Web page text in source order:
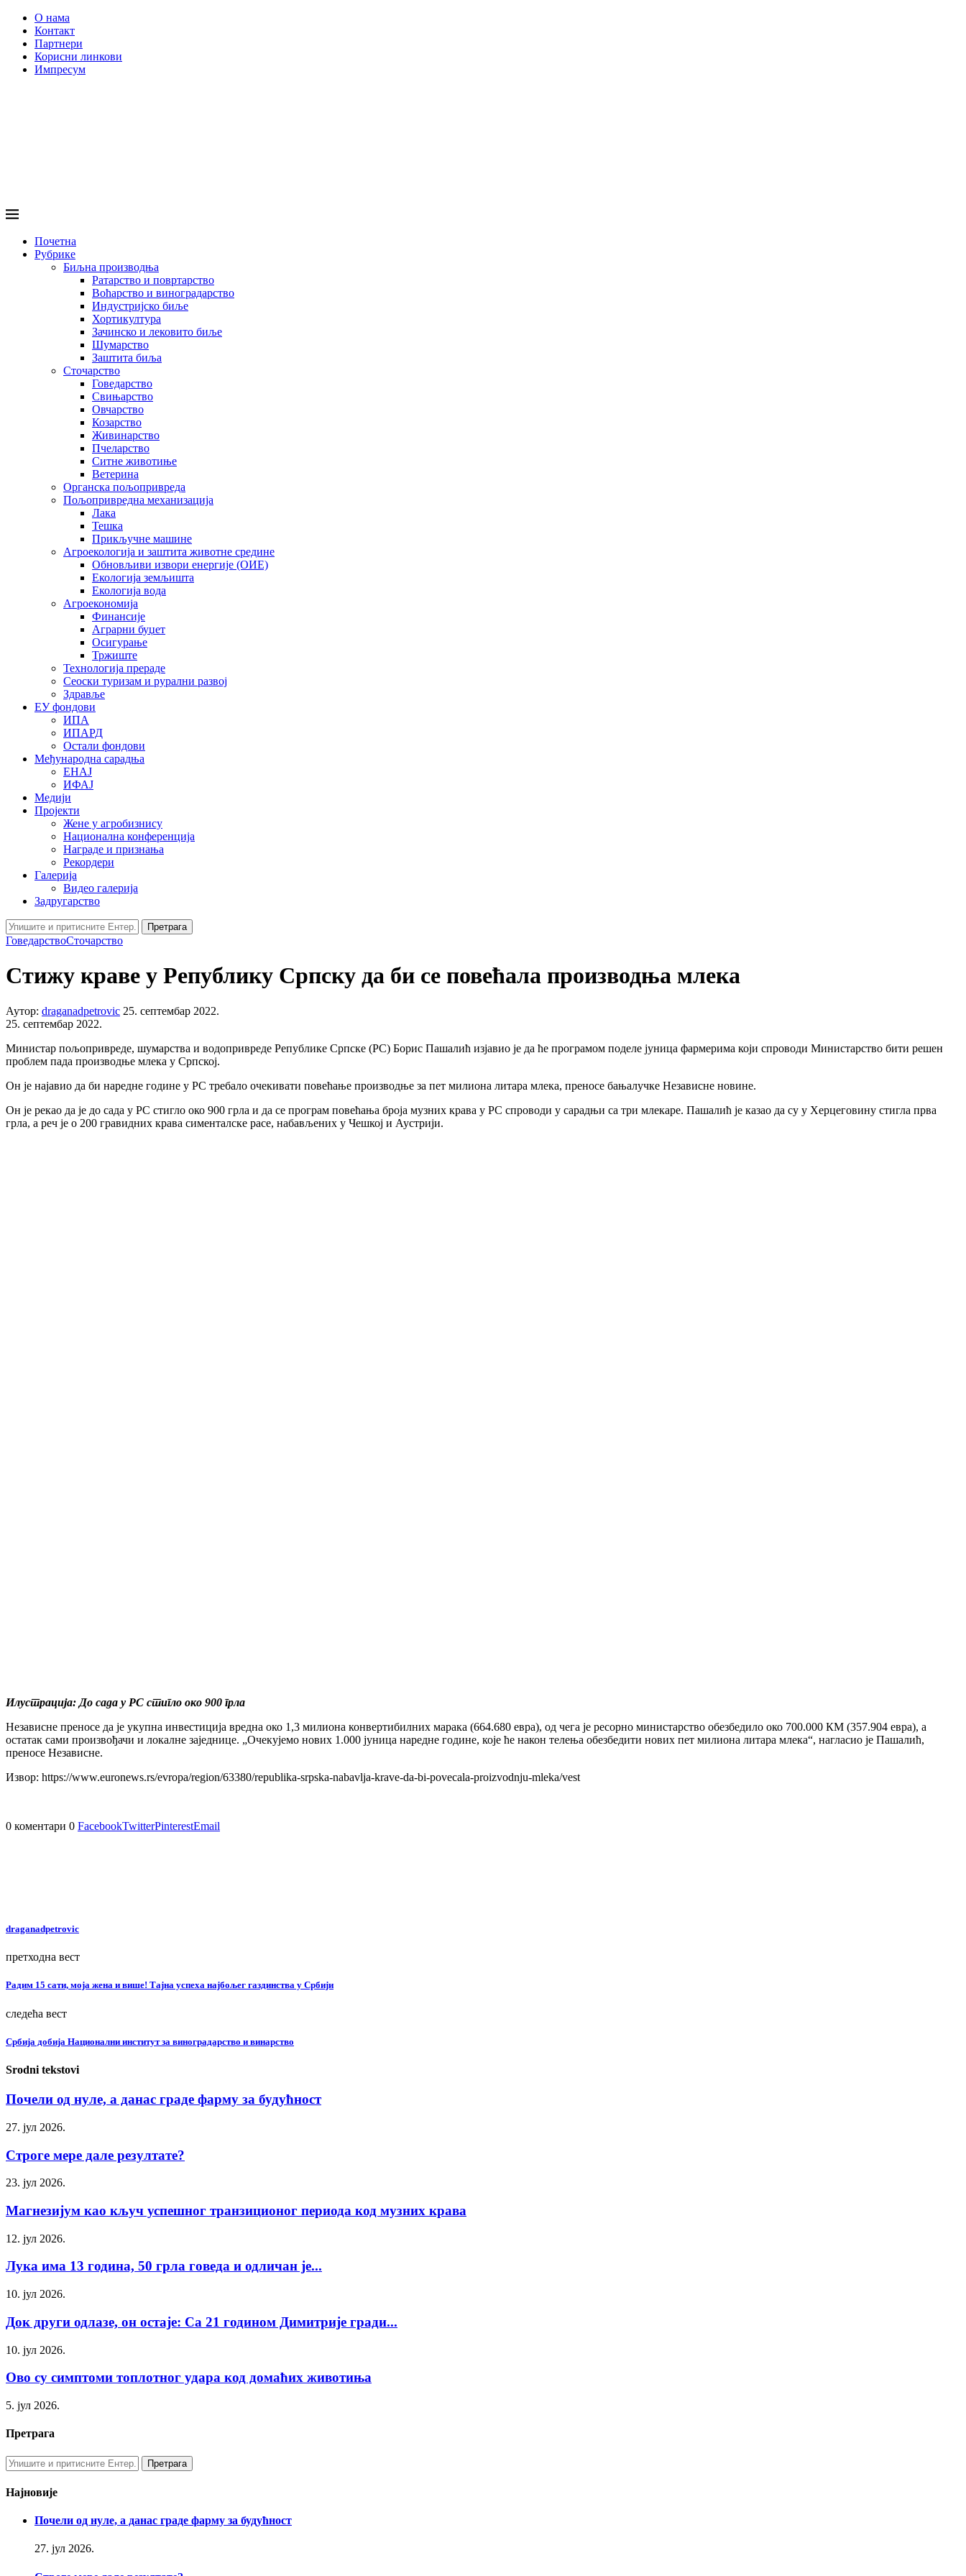
О нама
Контакт
Партнери
Корисни линкови
Импресум
Почетна
Рубрике
Биљна производња
Ратарство и повртарство
Воћарство и виноградарство
Индустријско биље
Хортикултура
Зачинско и лековито биље
Шумарство
Заштита биља
Сточарство
Говедарство
Свињарство
Овчарство
Козарство
Живинарство
Пчеларство
Ситне животиње
Ветерина
Органска пољопривреда
Пољопривредна механизација
Лака
Тешка
Прикључне машине
Агроекологија и заштита животне средине
Обновљиви извори енергије (ОИЕ)
Екологија земљишта
Екологија вода
Агроекономија
Финансије
Аграрни буџет
Осигурање
Тржиште
Технологија прераде
Сеоски туризам и рурални развој
Здравље
ЕУ фондови
ИПА
ИПАРД
Остали фондови
Међународна сарадња
ЕНАЈ
ИФАЈ
Медији
Пројекти
Жене у агробизнису
Национална конференција
Награде и признања
Рекордери
Галерија
Видео галерија
Задругарство
Претрага
ГоведарствоСточарство
Стижу краве у Републику Српску да би се повећала производња млека
Аутор: draganadpetrovic 25. септембар 2022.
25. септембар 2022.
Министар пољопривреде, шумарства и водопривреде Републике Српске (РС) Борис Пашалић изјавио је да ће програмом поделе јуница фармерима који спроводи Министарство бити решен
проблем пада производње млека у Српској.
Он је најавио да би наредне године у РС требало очекивати повећање производње за пет милиона литара млека, преносе бањалучке Независне новине.
Он је рекао да је до сада у РС стигло око 900 грла и да се програм повећања броја музних крава у РС спроводи у сарадњи са три млекаре. Пашалић је казао да су у Херцеговину стигла прва
грла, а реч је о 200 гравидних крава сименталске расе, набављених у Чешкој и Аустрији.
Илустрација: До сада у РС стигло око 900 грла
Независне преносе да је укупна инвестиција вредна око 1,3 милиона конвертибилних марака (664.680 евра), од чега је ресорно министарство обезбедило око 700.000 КМ (357.904 евра), а
остатак сами произвођачи и локалне заједнице. „Очекујемо нових 1.000 јуница наредне године, које ће након телења обезбедити нових пет милиона литара млека“, нагласио је Пашалић,
преносе Независне.
Извор: https://www.euronews.rs/evropa/region/63380/republika-srpska-nabavlja-krave-da-bi-povecala-proizvodnju-mleka/vest
0 коментари 0 FacebookTwitterPinterestEmail
draganadpetrovic
претходна вест
Радим 15 сати, моја жена и више! Тајна успеха најбољег газдинства у Србији
следећа вест
Србија добија Национални институт за виноградарство и винарство
Srodni tekstovi
Почели од нуле, а данас граде фарму за будућност
27. јул 2026.
Строге мере дале резултате?
23. јул 2026.
Магнезијум као кључ успешног транзиционог периода код музних крава
12. јул 2026.
Лука има 13 година, 50 грла говеда и одличан је...
10. јул 2026.
Док други одлазе, он остаје: Са 21 годином Димитрије гради...
10. јул 2026.
Ово су симптоми топлотног удара код домаћих животиња
5. јул 2026.
Претрага
Најновије
Почели од нуле, а данас граде фарму за будућност
27. јул 2026.